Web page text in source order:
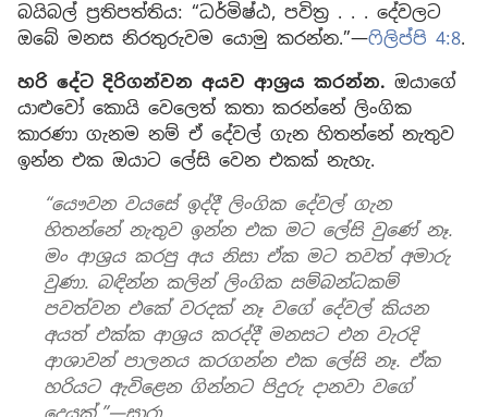
බයිබල් ප්‍රතිපත්තිය: “ධර්මිෂ්ඨ, පවිත්‍ර . . . දේවලට
ඔබේ මනස නිරතුරුවම යොමු කරන්න.”—ෆිලිප්පි 4:8.
හරි දේට දිරිගන්වන අයව ආශ්‍රය කරන්න. ඔයාගේ
යාළුවෝ කොයි වෙලෙත් කතා කරන්නේ ලිංගික
කාරණා ගැනම නම් ඒ දේවල් ගැන හිතන්නේ නැතුව
ඉන්න එක ඔයාට ලේසි වෙන එකක් නැහැ.
“යෞවන වයසේ ඉද්දී ලිංගික දේවල් ගැන
හිතන්නේ නැතුව ඉන්න එක මට ලේසි වුණේ නෑ.
මං ආශ්‍රය කරපු අය නිසා ඒක මට තවත් අමාරු
වුණා. බඳින්න කලින් ලිංගික සම්බන්ධකම්
පවත්වන එකේ වරදක් නෑ වගේ දේවල් කියන
අයත් එක්ක ආශ්‍රය කරද්දී මනසට එන වැරදි
ආශාවන් පාලනය කරගන්න එක ලේසි නෑ. ඒක
හරියට ඇවිළෙන ගින්නට පිදුරු දානවා වගේ